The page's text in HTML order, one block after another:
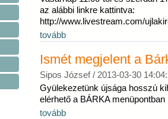
az alábbi linkre kattintva:
http://www.livestream.com/
tovább
Ismét megjelent a
Sipos József / 2013-03-30
Gyülekezetünk újsága hosszú
elérhető a BÁRKA menüpontban
tovább